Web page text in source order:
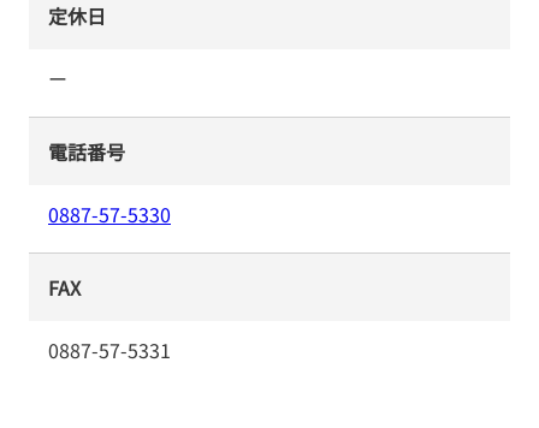
定休日
ー
電話番号
0887-57-5330
FAX
0887-57-5331